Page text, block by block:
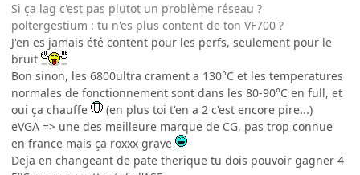
Si ça lag c'est pas plutot un problème réseau ?
poltergestium : tu n'es plus content de ton VF700 ?
J'en es jamais été content pour les perfs, seulement pour le
bruit
Bon sinon, les 6800ultra crament a 130°C et les temperatures
normales de fonctionnement sont dans les 80-90°C en full, et
oui ça chauffe
(en plus toi t'en a 2 c'est encore pire...)
eVGA => une des meilleure marque de CG, pas trop connue
en france mais ça roxxx grave
Deja en changeant de pate therique tu dois pouvoir gagner 4-